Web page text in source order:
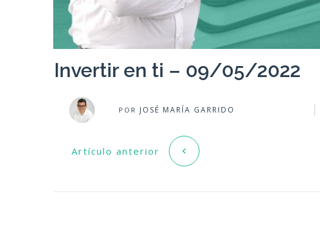
Invertir en ti – 09/05/2022
POR JOSÉ MARÍA GARRIDO
Artículo anterior